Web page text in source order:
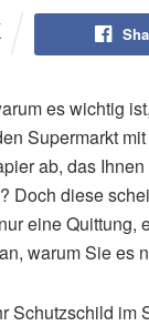
es wichtig
Supermarkt
ab, das
Doch diese
eine Quittung,
warum Sie es
Schutzschild im